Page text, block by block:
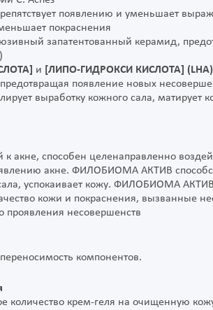
появлению и уменьшает
покраснения
запатентованный керамид,
и [ЛИПО-ГИДРОКСИ КИСЛОТА] (LHA)
появление новых
выработку кожного сала, матирует
к акне, способен целенаправленно
акне. ФИЛОБИОМА AКТИВ
успокаивает кожу. ФИЛОБИОМА
кожи и покраснения, вызванные
проявления несовершенств
компонентов.
количество крем-геля на очищенную